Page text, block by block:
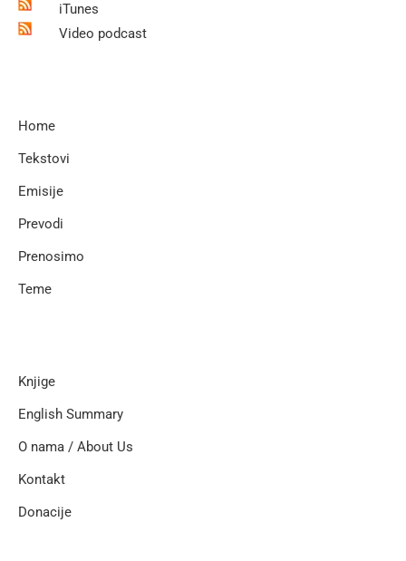
iTunes
Video podcast
Home
Tekstovi
Emisije
Prevodi
Prenosimo
Teme
Knjige
English Summary
O nama / About Us
Kontakt
Donacije